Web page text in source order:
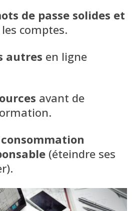
de passe solides et
comptes.
autres en ligne
avant de
(éteindre ses